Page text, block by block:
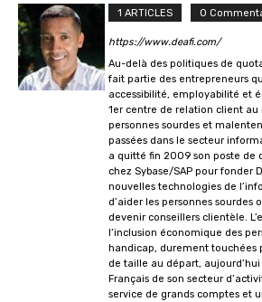
1 ARTICLES 0
https://www.deafi.com/
Au-delà des politiques de
fait partie des entrepreneurs
accessibilité, employabilité et
1er centre de relation client
personnes sourdes et
passées dans le secteur
a quitté fin 2009 son poste de
chez Sybase/SAP pour fonder
nouvelles technologies de
d’aider les personnes sourdes
devenir conseillers clientèle.
l’inclusion économique des
handicap, durement touchées
de taille au départ, aujourd’hui
Français de son secteur
service de grands comptes et